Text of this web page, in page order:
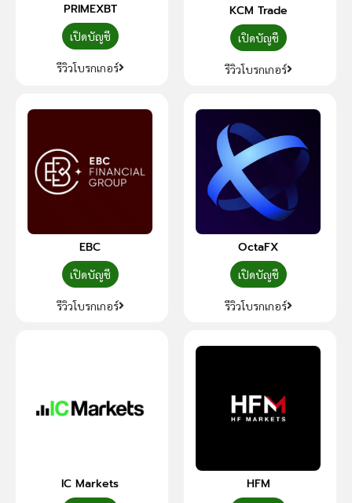
PRIMEXBT
เปิดบัญชี
รีวิวโบรกเกอร์
KCM Trade
เปิดบัญชี
รีวิวโบรกเกอร์
EBC
เปิดบัญชี
รีวิวโบรกเกอร์
OctaFX
เปิดบัญชี
รีวิวโบรกเกอร์
IC Markets HFM